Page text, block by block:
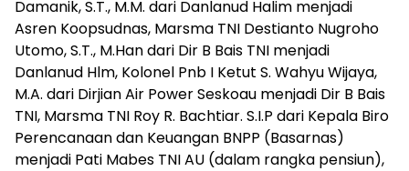
Damanik, S.T., M.M. dari Danlanud Halim menjadi
Asren Koopsudnas, Marsma TNI Destianto Nugroho
Utomo, S.T., M.Han dari Dir B Bais TNI menjadi
Danlanud Hlm, Kolonel Pnb I Ketut S. Wahyu Wijaya,
M.A. dari Dirjian Air Power Seskoau menjadi Dir B Bais
TNI, Marsma TNI Roy R. Bachtiar. S.I.P dari Kepala Biro
Perencanaan dan Keuangan BNPP (Basarnas)
menjadi Pati Mabes TNI AU (dalam rangka pensiun),